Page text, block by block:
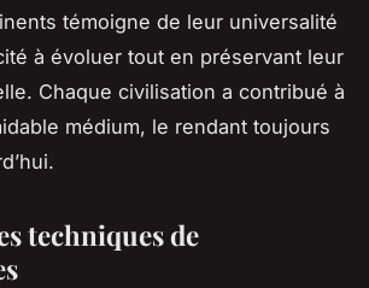
témoigne de leur universalité
à évoluer tout en préservant leur
Chaque civilisation a contribué à
médium, le rendant toujours
techniques de